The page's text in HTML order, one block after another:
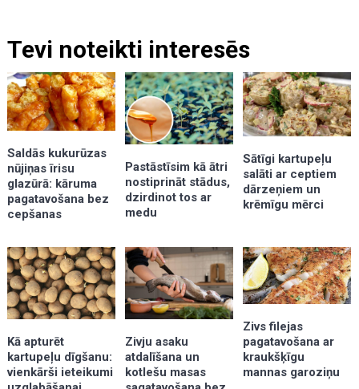
Tevi noteikti interesēs
Saldās kukurūzas
nūjiņas īrisu
glazūrā: kāruma
pagatavošana bez
cepšanas
Pastāstīsim kā ātri
nostiprināt stādus,
dzirdinot tos ar
medu
Sātīgi kartupeļu
salāti ar ceptiem
dārzeņiem un
krēmīgu mērci
Kā apturēt
kartupeļu dīgšanu:
vienkārši ieteikumi
Zivju asaku
atdalīšana un
kotlešu masas
Zivs filejas
pagatavošana ar
kraukšķīgu
mannas garoziņu